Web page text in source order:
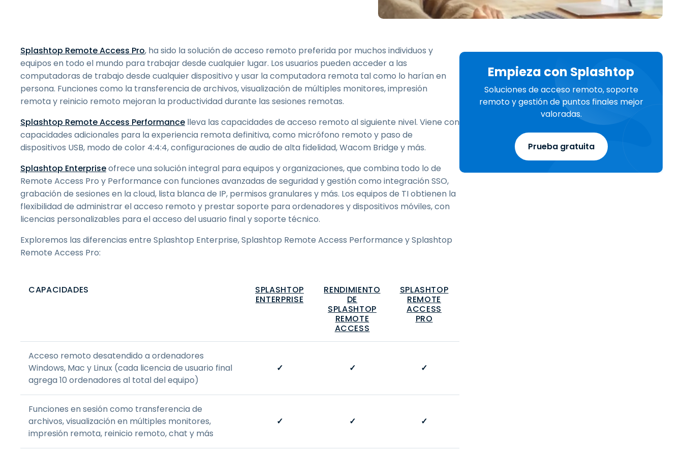
productos
Acceso remoto a través
Acceso Remoto a
Laboratorio
Seguridad del punto final
necesidades
sectores
日本語
Empieza con Splashtop
Soluciones de acceso remoto, soporte
remoto y gestión de puntos finales mejor
valoradas.
Prueba gratuita
Splashtop Remote Access Pro, ha sido la solución de acceso remoto preferida por muchos individuos y
equipos en todo el mundo para trabajar desde cualquier lugar. Los usuarios pueden acceder a las
computadoras de trabajo desde cualquier dispositivo y usar la computadora remota tal como lo harían en
persona. Funciones como la transferencia de archivos, visualización de múltiples monitores, impresión
remota y reinicio remoto mejoran la productividad durante las sesiones remotas.
Splashtop Remote Access Performance lleva las capacidades de acceso remoto al siguiente nivel. Viene con
capacidades adicionales para la experiencia remota definitiva, como micrófono remoto y paso de
dispositivos USB, modo de color 4:4:4, configuraciones de audio de alta fidelidad, Wacom Bridge y más.
Splashtop Enterpriseofrece una solución integral para equipos y organizaciones, que combina todo lo de
Remote Access Pro y Performance con funciones avanzadas de seguridad y gestión como integración SSO,
grabación de sesiones en la cloud, lista blanca de IP, permisos granulares y más. Los equipos de TI obtienen la
flexibilidad de administrar el acceso remoto y prestar soporte para ordenadores y dispositivos móviles, con
licencias personalizables para el acceso del usuario final y soporte técnico.
Exploremos las diferencias entre Splashtop Enterprise, Splashtop Remote Access Performance y Splashtop
Remote Access Pro:
CAPACIDADES
SPLASHTOP
ENTERPRISE
RENDIMIENTO
DE
SPLASHTOP
REMOTE
ACCESS
SPLASHTOP
REMOTE
ACCESS
PRO
Acceso remoto desatendido a ordenadores
Windows, Mac y Linux (cada licencia de usuario final
agrega 10 ordenadores al total del equipo)
✓ ✓ ✓
Funciones en sesión como transferencia de
archivos, visualización en múltiples monitores,
impresión remota, reinicio remoto, chat y más
✓ ✓ ✓